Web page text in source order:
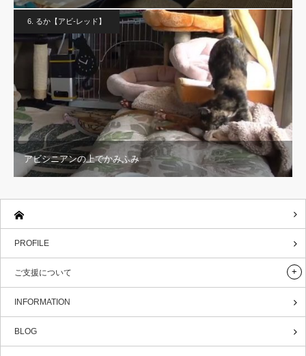
6. るか【アビ-レッド】
アビシニアンの上でかみふみ
PROFILE
ご支援について
INFORMATION
BLOG